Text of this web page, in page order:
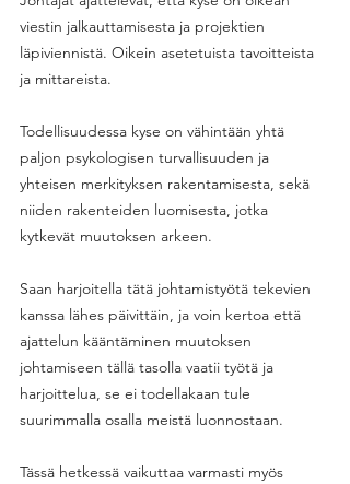
viestin jalkauttamisesta ja projektien
läpiviennistä. Oikein asetetuista tavoitteista
ja mittareista.
Todellisuudessa kyse on vähintään yhtä
paljon psykologisen turvallisuuden ja
yhteisen merkityksen rakentamisesta, sekä
niiden rakenteiden luomisesta, jotka
kytkevät muutoksen arkeen.
Saan harjoitella tätä johtamistyötä tekevien
kanssa lähes päivittäin, ja voin kertoa että
ajattelun kääntäminen muutoksen
johtamiseen tällä tasolla vaatii työtä ja
harjoittelua, se ei todellakaan tule
suurimmalla osalla meistä luonnostaan.
Tässä hetkessä vaikuttaa varmasti myös